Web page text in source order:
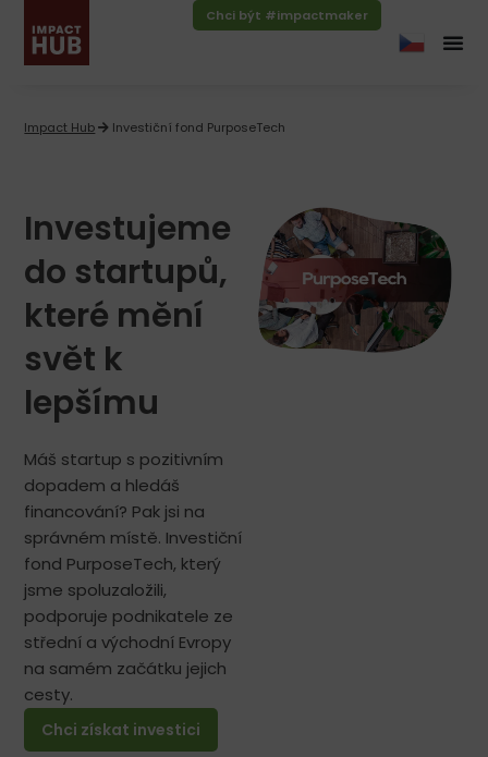
Chci být #impactmaker
Impact Hub Investiční fond PurposeTech
Investujeme
do startupů,
které mění
svět k
lepšímu​
Máš startup s pozitivním
dopadem a hledáš
financování? Pak jsi na
správném místě. Investiční
fond PurposeTech, který
jsme spoluzaložili,
podporuje podnikatele ze
střední a východní Evropy
na samém začátku jejich
cesty.
Chci získat investici